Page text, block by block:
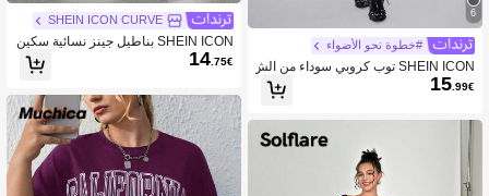
6
#خطوة نحو الأضواء
SHEIN ICON توب كروبي سوداء من الش
بك بتصميم سيزر المقاسات الكبيرة، للص
15.99€
SHEIN ICON CURVE
SHEIN ICON بناطيل جينز نسائية سكين
ي مرنة عالية كشط الأزرار والقطط، للمق
اسات الكبيرة، جينزات سهلة الارتداء تنا
14.75€